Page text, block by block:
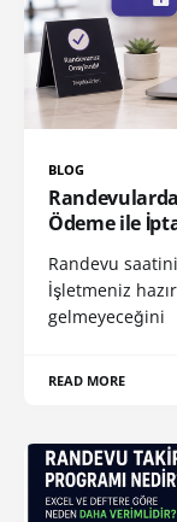
BLOG
Ödeme ile
Randevu
İşletmeniz
gelmeyeceğini
READ MORE